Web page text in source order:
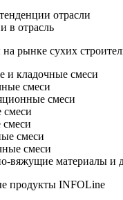
отрасли
в отрасль
на рынке сухих
и кладочные смеси
смеси
смеси
смеси
смеси
смеси
смеси
вяжущие материалы и
продукты INFOLine